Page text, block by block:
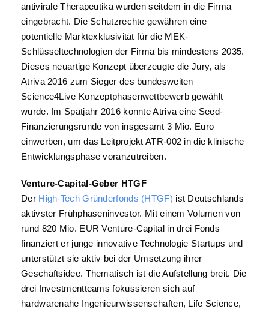
antivirale Therapeutika wurden seitdem in die Firma
eingebracht. Die Schutzrechte gewähren eine
potentielle Marktexklusivität für die MEK-
Schlüsseltechnologien der Firma bis mindestens 2035.
Dieses neuartige Konzept überzeugte die Jury, als
Atriva 2016 zum Sieger des bundesweiten
Science4Live Konzeptphasenwettbewerb gewählt
wurde. Im Spätjahr 2016 konnte Atriva eine Seed-
Finanzierungsrunde von insgesamt 3 Mio. Euro
einwerben, um das Leitprojekt ATR-002 in die klinische
Entwicklungsphase voranzutreiben.
Venture-Capital-Geber HTGF
Der High-Tech Gründerfonds (HTGF) ist Deutschlands
aktivster Frühphaseninvestor. Mit einem Volumen von
rund 820 Mio. EUR Venture-Capital in drei Fonds
finanziert er junge innovative Technologie Startups und
unterstützt sie aktiv bei der Umsetzung ihrer
Geschäftsidee. Thematisch ist die Aufstellung breit. Die
drei Investmentteams fokussieren sich auf
hardwarenahe Ingenieurwissenschaften, Life Science,